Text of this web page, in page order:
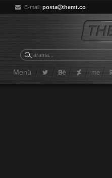
E-mail: posta themt.co
Menü me